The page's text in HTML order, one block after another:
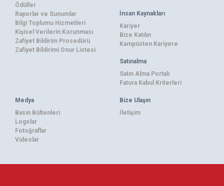
Ödüller
Raporlar ve Sunumlar
Bilgi Toplumu Hizmetleri
Kişisel Verilerin Korunması
Zafiyet Bildirim Prosedürü
Zafiyet Bildirimi Onur Listesi
İnsan Kaynakları
Kariyer
Bize Katılın
Kampüsten Kariyere
Satınalma
Satın Alma Portalı
Fatura Kabul Kriterleri
Medya
Basın Bültenleri
Logolar
Fotoğraflar
Videolar
Bize Ulaşın
İletişim